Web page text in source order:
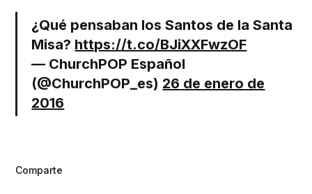
¿Qué pensaban los Santos de la Santa
Misa? https://t.co/BJiXXFwzOF
— ChurchPOP Español
(@ChurchPOP_es) 26 de enero de
2016
Comparte